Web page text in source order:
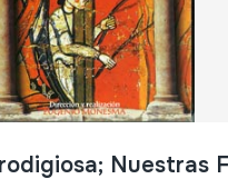
Nuestras